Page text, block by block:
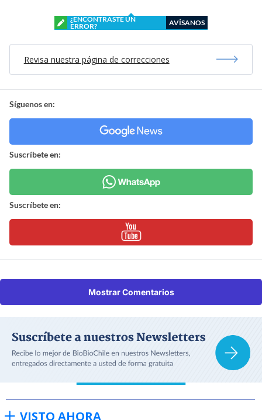
¿ENCONTRASTE UN
ERROR?
AVÍSANOS
Revisa nuestra página de correcciones
Síguenos en:
Suscríbete en:
Suscríbete en:
Mostrar Comentarios
VISTO AHORA